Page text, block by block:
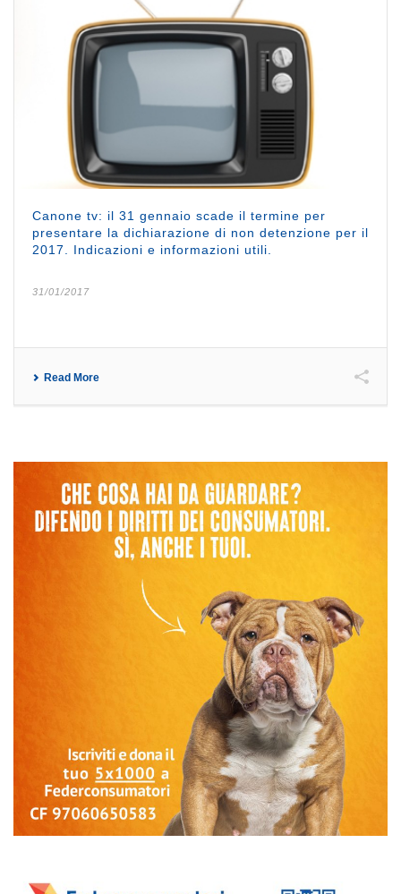
Canone tv: il 31 gennaio scade il termine per
presentare la dichiarazione di non detenzione per il
2017. Indicazioni e informazioni utili.
31/01/2017
Read More